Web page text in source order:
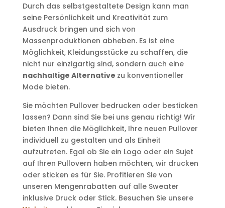
Durch das selbstgestaltete Design kann man
seine Persönlichkeit und Kreativität zum
Ausdruck bringen und sich von
Massenproduktionen abheben. Es ist eine
Möglichkeit, Kleidungsstücke zu schaffen, die
nicht nur einzigartig sind, sondern auch eine
nachhaltige Alternative zu konventioneller
Mode bieten.
Sie möchten Pullover bedrucken oder besticken
lassen? Dann sind Sie bei uns genau richtig! Wir
bieten Ihnen die Möglichkeit, Ihre neuen Pullover
individuell zu gestalten und als Einheit
aufzutreten. Egal ob Sie ein Logo oder ein Sujet
auf Ihren Pullovern haben möchten, wir drucken
oder sticken es für Sie. Profitieren Sie von
unseren Mengenrabatten auf alle Sweater
inklusive Druck oder Stick. Besuchen Sie unsere